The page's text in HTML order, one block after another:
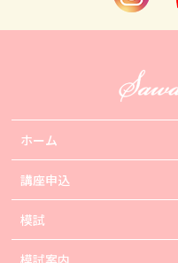
ホーム
講座申込
模試